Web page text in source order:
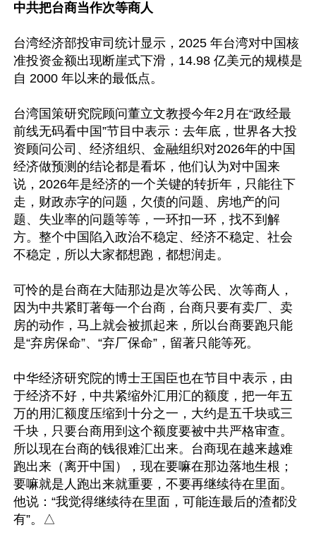
中共把台商当作次等商人
台湾经济部投审司统计显示，2025 年台湾对中国核
准投资金额出现断崖式下滑，14.98 亿美元的规模是
自 2000 年以来的最低点。
台湾国策研究院顾问董立文教授今年2月在“政经最
前线无码看中国”节目中表示：去年底，世界各大投
资顾问公司、经济组织、金融组织对2026年的中国
经济做预测的结论都是看坏，他们认为对中国来
说，2026年是经济的一个关键的转折年，只能往下
走，财政赤字的问题，欠债的问题、房地产的问
题、失业率的问题等等，一环扣一环，找不到解
方。整个中国陷入政治不稳定、经济不稳定、社会
不稳定，所以大家都想跑，都想润走。
可怜的是台商在大陆那边是次等公民、次等商人，
因为中共紧盯著每一个台商，台商只要有卖厂、卖
房的动作，马上就会被抓起来，所以台商要跑只能
是“弃房保命”、“弃厂保命”，留著只能等死。
中华经济研究院的博士王国臣也在节目中表示，由
于经济不好，中共紧缩外汇用汇的额度，把一年五
万的用汇额度压缩到十分之一，大约是五千块或三
千块，只要台商用到这个额度要被中共严格审查。
所以现在台商的钱很难汇出来。台商现在越来越难
跑出来（离开中国），现在要嘛在那边落地生根；
要嘛就是人跑出来就重要，不要再继续待在里面。
他说：“我觉得继续待在里面，可能连最后的渣都没